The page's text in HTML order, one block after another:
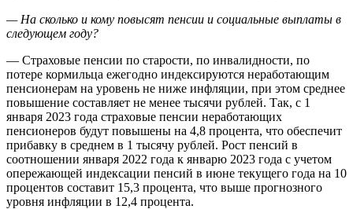
— На сколько и кому повысят пенсии и социальные выплаты в
следующем году?
— Страховые пенсии по старости, по инвалидности, по
потере кормильца ежегодно индексируются неработающим
пенсионерам на уровень не ниже инфляции, при этом среднее
повышение составляет не менее тысячи рублей. Так, с 1
января 2023 года страховые пенсии неработающих
пенсионеров будут повышены на 4,8 процента, что обеспечит
прибавку в среднем в 1 тысячу рублей. Рост пенсий в
соотношении января 2022 года к январю 2023 года с учетом
опережающей индексации пенсий в июне текущего года на 10
процентов составит 15,3 процента, что выше прогнозного
уровня инфляции в 12,4 процента.